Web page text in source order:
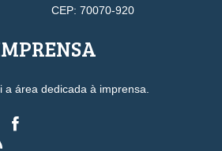
CEP: 70070-920
a área dedicada à imprensa.